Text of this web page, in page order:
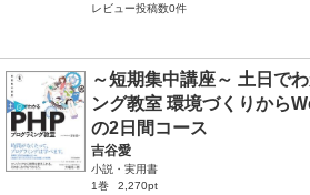
レビュー投稿数0件
～短期集中講座～ 土日で
ング教室 環境づくりから
の2日間コース
吉谷愛
小説・実用書
1巻
2,270pt